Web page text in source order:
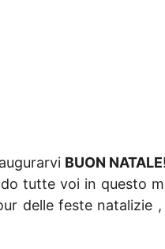
BUON NATALE
tutte voi in questo
delle feste natalizie